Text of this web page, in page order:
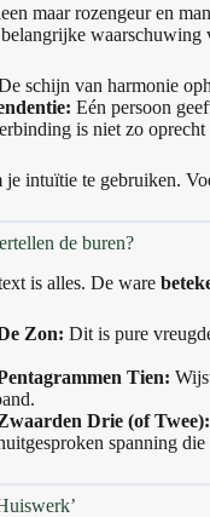
maar rozengeur en
belangrijke waarschuwing
schijn van harmonie
Eén persoon
is niet zo oprecht
je intuïtie te gebruiken.
de buren?
is alles. De ware
Zon: Dit is pure
Tien:
Drie (of Twee):
spanning